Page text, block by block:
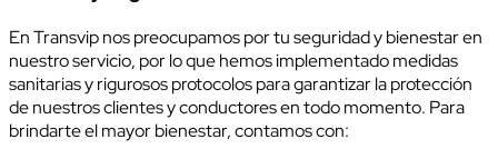
En Transvip nos preocupamos por tu seguridad y bienestar en
nuestro servicio, por lo que hemos implementado medidas
sanitarias y rigurosos protocolos para garantizar la protección
de nuestros clientes y conductores en todo momento. Para
brindarte el mayor bienestar, contamos con: